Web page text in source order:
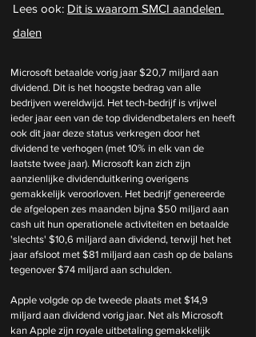
Lees ook: Dit is waarom SMCI aandelen
dalen
Microsoft betaalde vorig jaar $20,7 miljard aan
dividend. Dit is het hoogste bedrag van alle
bedrijven wereldwijd. Het tech-bedrijf is vrijwel
ieder jaar een van de top dividendbetalers en heeft
ook dit jaar deze status verkregen door het
dividend te verhogen (met 10% in elk van de
laatste twee jaar). Microsoft kan zich zijn
aanzienlijke dividenduitkering overigens
gemakkelijk veroorloven. Het bedrijf genereerde
de afgelopen zes maanden bijna $50 miljard aan
cash uit hun operationele activiteiten en betaalde
'slechts' $10,6 miljard aan dividend, terwijl het het
jaar afsloot met $81 miljard aan cash op de balans
tegenover $74 miljard aan schulden.
Apple volgde op de tweede plaats met $14,9
miljard aan dividend vorig jaar. Net als Microsoft
kan Apple zijn royale uitbetaling gemakkelijk